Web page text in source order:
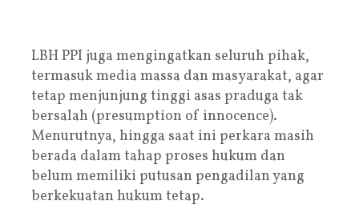
LBH PPI juga mengingatkan seluruh pihak,
termasuk media massa dan masyarakat, agar
tetap menjunjung tinggi asas praduga tak
bersalah (presumption of innocence).
Menurutnya, hingga saat ini perkara masih
berada dalam tahap proses hukum dan
belum memiliki putusan pengadilan yang
berkekuatan hukum tetap.